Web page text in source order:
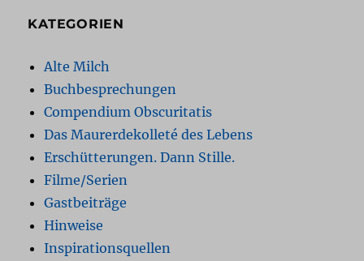
KATEGORIEN
Alte Milch
Buchbesprechungen
Compendium Obscuritatis
Das Maurerdekolleté des Lebens
Erschütterungen. Dann Stille.
Filme/Serien
Gastbeiträge
Hinweise
Inspirationsquellen